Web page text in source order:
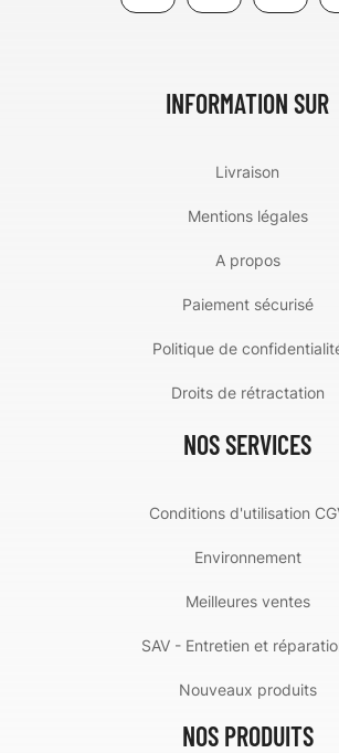
INFORMATION SUR
Livraison
Mentions légales
A propos
Paiement sécurisé
Politique de
Droits de rétractation
NOS SERVICES
Conditions d'utilisation
Environnement
Meilleures ventes
SAV - Entretien et
Nouveaux produits
NOS PRODUITS